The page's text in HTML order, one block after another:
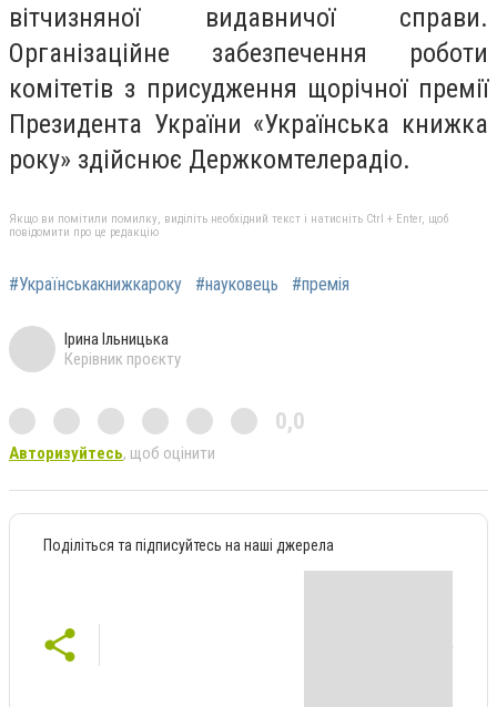
вітчизняної видавничої справи.
Організаційне забезпечення роботи
комітетів з присудження щорічної премії
Президента України «Українська книжка
року» здійснює Держкомтелерадіо.
Якщо ви помітили помилку, виділіть необхідний текст і натисніть Ctrl + Enter, щоб
повідомити про це редакцію
#Українськакнижкароку #науковець #премія
Ірина Ільницька
Керівник проєкту
0,0
Авторизуйтесь, щоб оцінити
Поділіться та підписуйтесь на наші джерела